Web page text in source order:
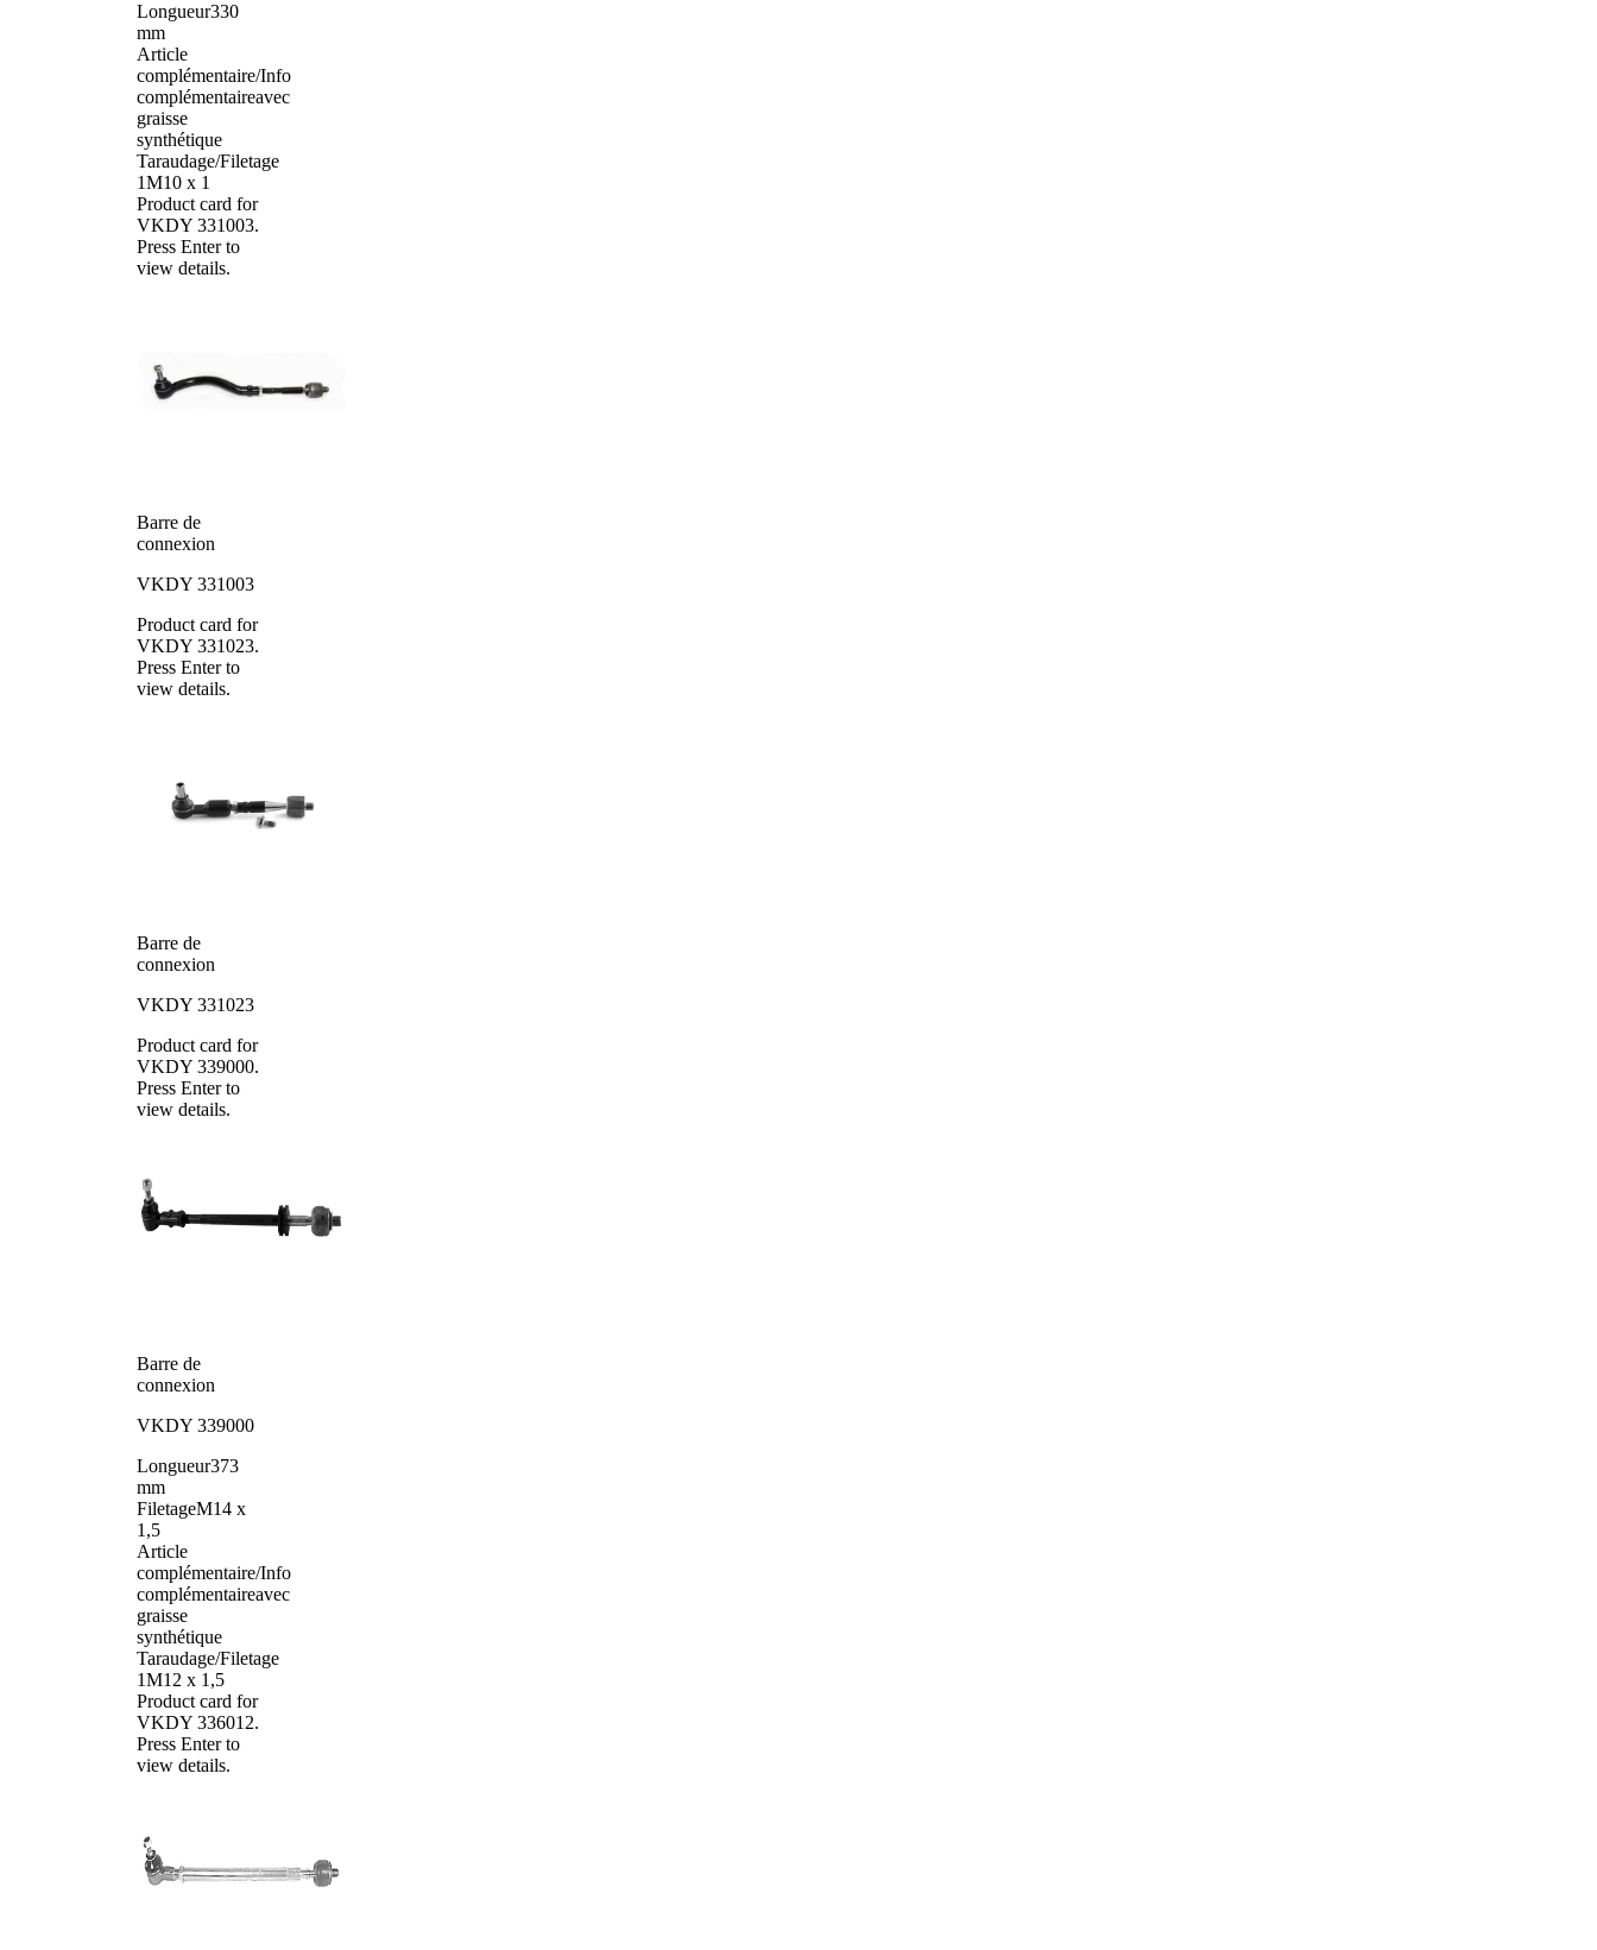
Longueur330
mm
Article
complémentaire/Info
complémentaireavec
graisse
synthétique
Taraudage/Filetage
1M10 x 1
Product card for
VKDY 331003.
Press Enter to
view details.
Barre de
connexion
VKDY 331003
Product card for
VKDY 331023.
Press Enter to
view details.
Barre de
connexion
VKDY 331023
Product card for
VKDY 339000.
Press Enter to
view details.
Barre de
connexion
VKDY 339000
Longueur373
mm
FiletageM14 x
1,5
Article
complémentaire/Info
complémentaireavec
graisse
synthétique
Taraudage/Filetage
1M12 x 1,5
Product card for
VKDY 336012.
Press Enter to
view details.